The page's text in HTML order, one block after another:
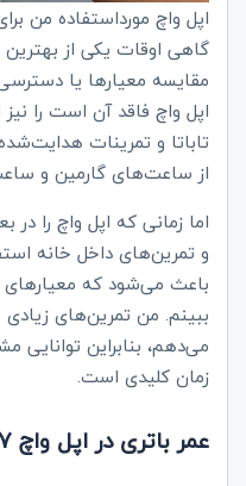
اپل واچ مورداستفاده من
گاهی اوقات یکی از بهترین
مقایسه معیارها یا
اپل واچ فاقد آن است را
تاباتا و تمرینات
از ساعت‌های گارمین و
اما زمانی که اپل واچ را در
و تمرین‌های داخل خانه
باعث می‌شود که معیارهای
ببینم. من تمرین‌های
می‌دهم، بنابراین
زمان کلیدی است.
عمر باتری دراپل واچ 7